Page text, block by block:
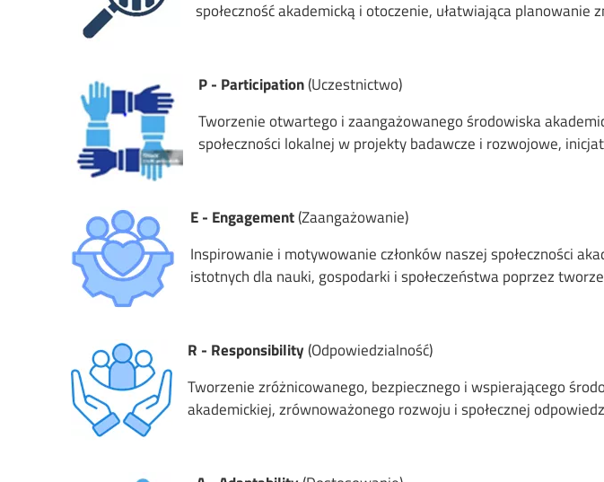
społeczność akademicką i otoczenie, ułatwiająca
Image P - Participation(Uczestnictwo)
Tworzenie otwartego i zaangażowanego środowiska
społeczności lokalnej w projekty badawcze i rozwojowe,
Image E - Engagement(Zaangażowanie)
Inspirowanie i motywowanie członków naszej społeczności
istotnych dla nauki, gospodarki i społeczeństwa poprzez
Image R - Responsibility(Odpowiedzialność)
Tworzenie zróżnicowanego, bezpiecznego i wspierającego
akademickiej, zrównoważonego rozwoju i społecznej